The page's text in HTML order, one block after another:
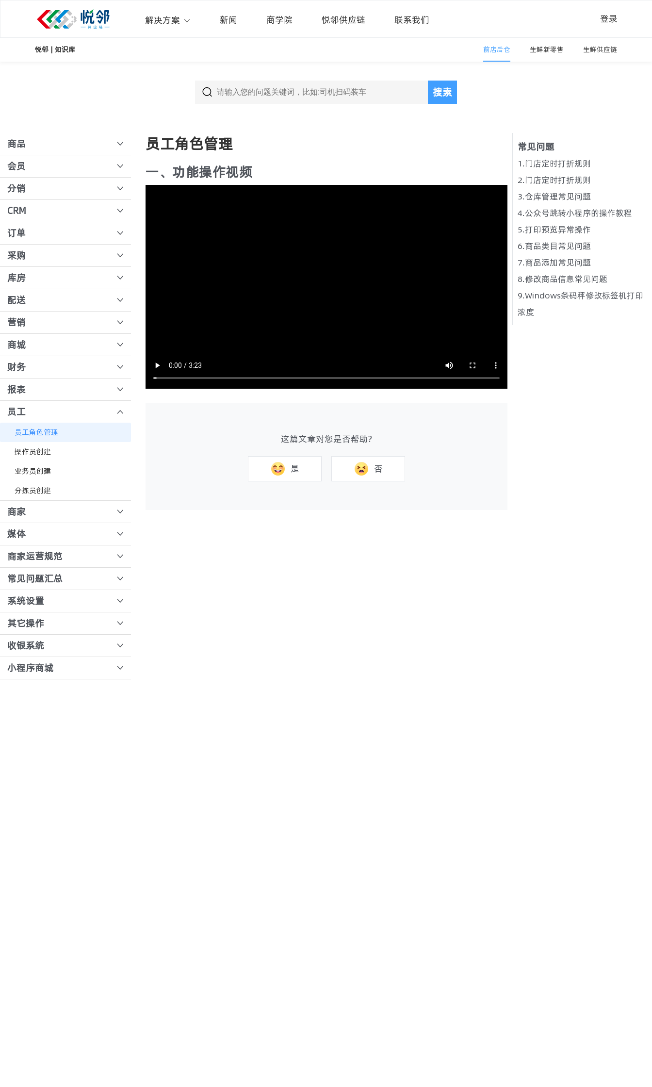
解决方案 新闻 商学院 悦邻供应链 联系我们 登录
悦邻 | 知识库 前店后仓 生鲜新零售 生鲜供应链
搜索
商品
多规格商品导入
佣金策略
时价
协议价
跨境购
定金券流程操作
限购数量设置
会员
店长注册、绑定商户
设置客户账期
客户类型设置
B端用户前台角色权限设置
会员标签
设置会员账期
会员等级
团长账号变更及会员变更团长
分销
团长审核
商品佣金设置
分销审核
分销关系定义
毛利测算
CRM
悦邻拓客功能使用
公海客户
自定义模板
规则配置
业务员移动端操作流程
业务员代客下单
订单
后台录单
订单核价
B端订单退补流程
支付流水
收银台、团长，导购核销流程
订单退货全流程
批量核销
合并核销【分销端】
合并核销【收银端】
采购
采购单生成
新增采购员和供应商
手动新增采购单
采购员移动端操作
供应商创建报价单
供应商移动端
手机直接打标，供应商分拣更简单
库房
智能路径规划，散件拣货一趟搞定
SKU绑定货位
入库单据
库存安全阈值
出库单据
电子秤单位切换
溯源
退货入库
智能分拣系统
仓库精细化管理
批量报损报溢
配送
配送路线设置
打印配送单
运费模板操作教程
供应商配送流程
B端运费模板
包装回收送积分
营销
如何在直播间发放积分
如何添加优惠券
商城
商城配置添加删除功能
小程序登录页面背景和图片配置
财务
客户结算对账
客户结算分摊原理
先货后款
先款后货
退补审核
采购收货、结算
模板审核
发行审核
报表
数据看板
业务员业绩
驾驶舱报表
员工
员工角色管理
操作员创建
业务员创建
分拣员创建
商家
连锁多商户模式下收银账号创建
媒体
开通直播录制
直播间踢出和禁言会员
商家运营规范
悦邻人人播商家规范
常见问题汇总
门店常见问题汇总
系统设置
打印模板配置
售后订单说明文档
收银台设置退款审核
模板绑定
其它操作
公众号跳转小程序的操作教程
如何设置客服人员？
如何更换小程序logo
收银系统
核销票据
小程序商城
员工角色管理
一、功能操作视频
这篇文章对您是否帮助?
是 否
常见问题
1.门店定时打折规则
2.门店定时打折规则
3.仓库管理常见问题
4.公众号跳转小程序的操作教程
5.打印预览异常操作
6.商品类目常见问题
7.商品添加常见问题
8.修改商品信息常见问题
9.Windows条码秤修改标签机打印
浓度